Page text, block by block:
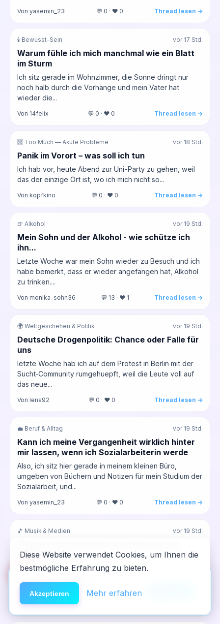
Von yasemin_23 💬 0 · ❤️ 0 Thread lesen →
🕯️ Bewusst-Sein vor 17 Std.
Warum fühle ich mich manchmal wie ein Blatt
im Sturm
Ich sitz gerade im Wohnzimmer, die Sonne dringt nur
noch halb durch die Vorhänge und mein Vater hat
wieder die...
Von 14felix 💬 0 · ❤️ 0 Thread lesen →
🆘 Too Much — Akute Probleme vor 18 Std.
Panik im Vorort – was soll ich tun
Ich hab vor, heute Abend zur Uni-Party zu gehen, weil
das der einzige Ort ist, wo ich mich nicht so...
Von kopfkino 💬 0 · ❤️ 0 Thread lesen →
🍺 Alkohol vor 19 Std.
Mein Sohn und der Alkohol - wie schütze ich
ihn...
Letzte Woche war mein Sohn wieder zu Besuch und ich
habe bemerkt, dass er wieder angefangen hat, Alkohol
zu trinken....
Von monika_sohn36 💬 13 · ❤️ 1 Thread lesen →
🌍 Weltgeschehen & Politik vor 19 Std.
Deutsche Drogenpolitik: Chance oder Falle für
uns
letzte Woche hab ich auf dem Protest in Berlin mit der
Sucht‑Community rumgehuepft, weil die Leute voll auf
das neue...
Von lena92 💬 0 · ❤️ 0 Thread lesen →
💼 Beruf & Alltag vor 19 Std.
Kann ich meine Vergangenheit wirklich hinter
mir lassen, wenn ich Sozialarbeiterin werde
Also, ich sitz hier gerade in meinem kleinen Büro,
umgeben von Büchern und Notizen für mein Studium der
Sozialarbeit, und...
Von yasemin_23 💬 0 · ❤️ 0 Thread lesen →
🎵 Musik & Medien vor 19 Std.
Monat Clean
Heute Mittag, nach der vierten Stunde Deutsch, hab ich
Von marc_86
🆘Hilfe
NeelixberliN auf dem Homescreen —
wie eine echte App.
Diese Website verwendet Cookies, um Ihnen die
bestmögliche Erfahrung zu bieten.
Akzeptieren Mehr erfahren